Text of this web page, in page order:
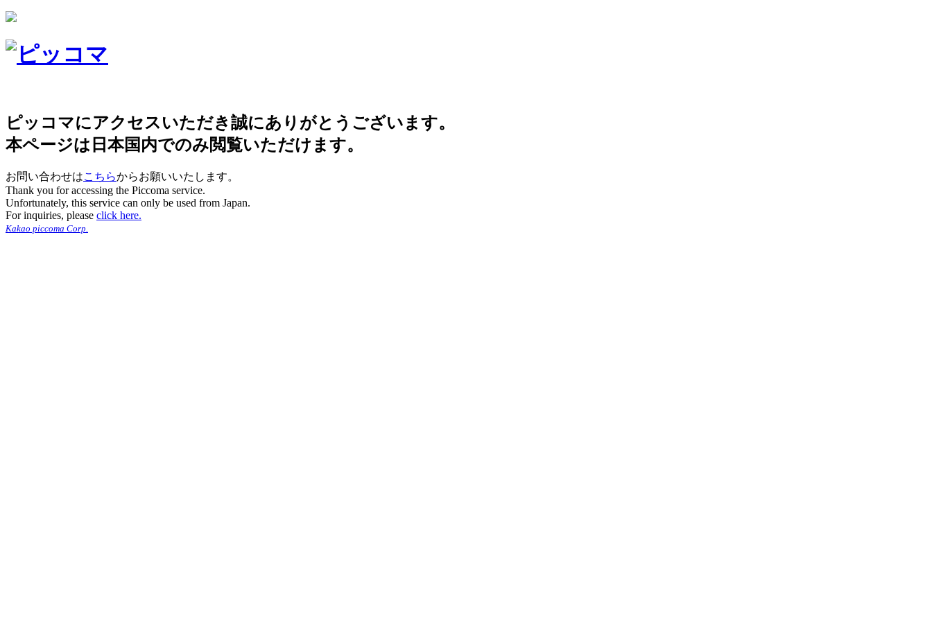
ピッコマにアクセスいただき誠にありがとうございます。
本ページは日本国内でのみ閲覧いただけます。
お問い合わせはこちらからお願いいたします。
Thank you for accessing the Piccoma service.
Unfortunately, this service can only be used from Japan.
For inquiries, please click here.
Kakao piccoma Corp.